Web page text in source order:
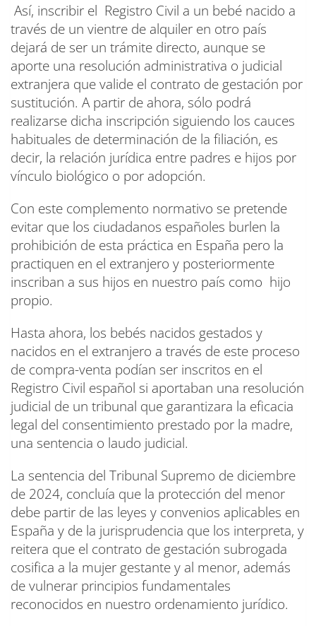
Así, inscribir el Registro Civil a un bebé nacido a
través de un vientre de alquiler en otro país
dejará de ser un trámite directo, aunque se
aporte una resolución administrativa o judicial
extranjera que valide el contrato de gestación por
sustitución. A partir de ahora, sólo podrá
realizarse dicha inscripción siguiendo los cauces
habituales de determinación de la filiación, es
decir, la relación jurídica entre padres e hijos por
vínculo biológico o por adopción.
Con este complemento normativo se pretende
evitar que los ciudadanos españoles burlen la
prohibición de esta práctica en España pero la
practiquen en el extranjero y posteriormente
inscriban a sus hijos en nuestro país como hijo
propio.
Hasta ahora, los bebés nacidos gestados y
nacidos en el extranjero a través de este proceso
de compra-venta podían ser inscritos en el
Registro Civil español si aportaban una resolución
judicial de un tribunal que garantizara la eficacia
legal del consentimiento prestado por la madre,
una sentencia o laudo judicial.
La sentencia del Tribunal Supremo de diciembre
de 2024, concluía que la protección del menor
debe partir de las leyes y convenios aplicables en
España y de la jurisprudencia que los interpreta, y
reitera que el contrato de gestación subrogada
cosifica a la mujer gestante y al menor, además
de vulnerar principios fundamentales
reconocidos en nuestro ordenamiento jurídico.